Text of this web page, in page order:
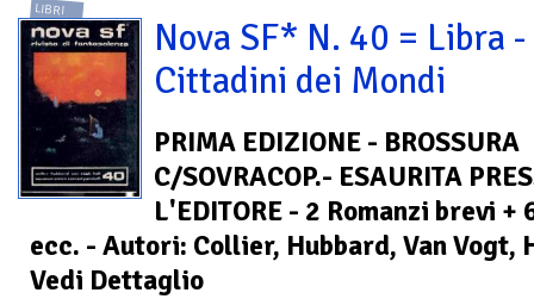
LIBRI
Nova SF* N. 40 = Libra -
Cittadini dei Mondi
PRIMA EDIZIONE - BROSSURA
C/SOVRACOP.- ESAURITA
L'EDITORE - 2 Romanzi brevi
ecc. - Autori: Collier, Hubbard, Van Vogt,
Vedi Dettaglio